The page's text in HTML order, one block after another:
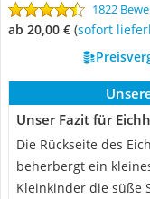
1822
ab 20,00 € ( Sofort
Unser Fazit für
Die Rückseite des
beherbergt ein
Kleinkinder die süße